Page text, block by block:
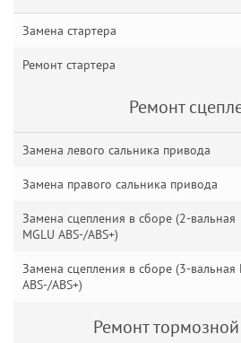
Замена стартера
Ремонт стартера
Ремонт
Замена левого сальника привода
Замена правого сальника привода
Замена сцепления в сборе (2-вальная
MGLU ABS-/ABS+)
Замена сцепления в сборе (3-вальная
ABS-/ABS+)
Ремонт